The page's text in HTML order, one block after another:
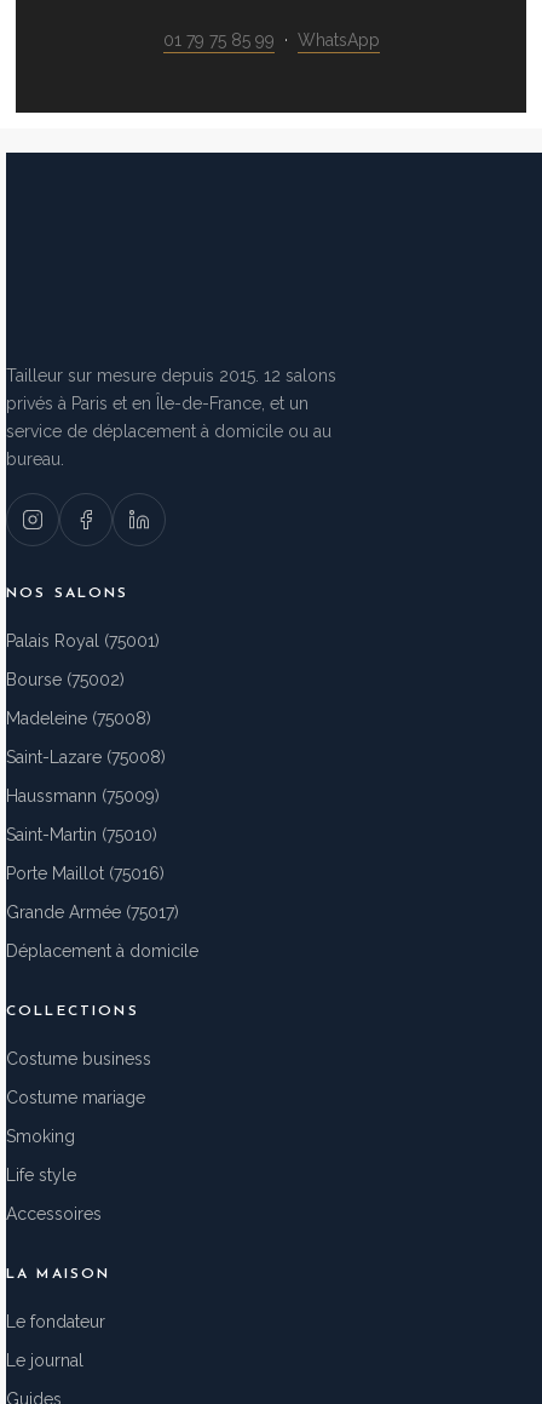
01 79 75 85 99 · WhatsApp
Tailleur sur mesure depuis 2015. 12 salons
privés à Paris et en Île-de-France, et un
service de déplacement à domicile ou au
bureau.
NOS SALONS
Palais Royal (75001)
Bourse (75002)
Madeleine (75008)
Saint-Lazare (75008)
Haussmann (75009)
Saint-Martin (75010)
Porte Maillot (75016)
Grande Armée (75017)
Déplacement à domicile
COLLECTIONS
Costume business
Costume mariage
Smoking
Life style
Accessoires
LA MAISON
Le fondateur
Le journal
Guides